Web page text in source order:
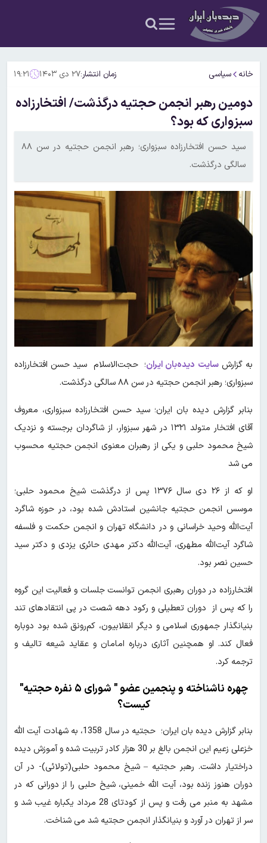
خانه سیاسی زمان انتشار:۲۷ دی ۱۴۰۳ ۱۹:۲۱
دومین رهبر انجمن حجتیه درگذشت/ افتخارزاده
سبزواری که بود؟
سید حسن افتخارزاده سبزواری؛ رهبر انجمن حجتیه در سن ۸۸
سالگی درگذشت.
به گزارشسایت دیده‌بان ایران؛ حجت‌الاسلام سید حسن افتخارزاده
سبزواری؛ رهبر انجمن حجتیه در سن ۸۸ سالگی درگذشت.
بنابر گزارش دیده بان ایران؛ سید حسن افتخارزاده سبزواری، معروف
آقای افتخار متولد ۱۳۲۱ در شهر سبزوار، از شاگردان برجسته و نزدیک
شیخ محمود حلبی و یکی از رهبران معنوی انجمن حجتیه محسوب
می شد
او که از ۲۶ دی سال ۱۳۷۶ پس از درگذشت شیخ محمود حلبی؛
موسس انجمن حجتیه جانشین استادش شده بود، در حوزه شاگرد
آیت‌الله وحید خراسانی و در دانشگاه تهران و انجمن حکمت و فلسفه
شاگرد آیت‌الله مطهری، آیت‌الله دکتر مهدی حائری یزدی و دکتر سید
حسین نصر بود.
افتخارزاده در دوران رهبری انجمن توانست جلسات و فعالیت این گروه
را که پس از دوران تعطیلی و رکود دهه شصت در پی انتقادهای تند
بنیانگذار جمهوری اسلامی و دیگر انقلابیون، کم‌رونق شده بود دوباره
فعال کند. او همچنین آثاری درباره امامان و عقاید شیعه تالیف و
ترجمه کرد.
چهره ناشناخته و پنجمین عضو " شورای ۵ نفره حجتیه"
کیست؟
بنابر گزارش دیده بان ایران؛ حجتیه در سال 1358، به شهادت آیت الله
خزعلی زعیم این انجمن بالغ بر 30 هزار کادر تربیت شده و آموزش دیده
دراختیار داشت. رهبر حجتیه – شیخ محمود حلبی(تولائی)- در آن
دوران هنوز زنده بود، آیت الله خمینی، شیخ حلبی را از دورانی که در
مشهد به منبر می رفت و پس از کودتای 28 مرداد یکباره غیب شد و
سر از تهران در آورد و بنیانگذار انجمن حجتیه شد می شناخت.